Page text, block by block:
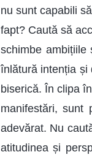
nu sunt capabili
fapt? Caută să
schimbe
înlătură intenția și
biserică. În clipa
manifestări, sunt
adevărat. Nu
atitudinea și